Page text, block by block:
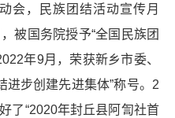
会，民族团结活动宣传月
被国务院授予“全国民族团
年9月，荣获新乡市委、
进步创建先进集体”称号。2
了“2020年封丘县阿訇社首